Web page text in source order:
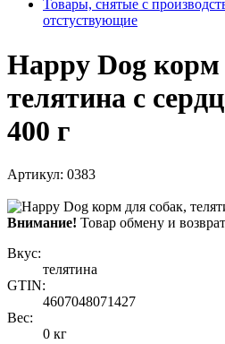
Товары, снятые с
отстуствующие
Happy Dog корм
телятина с
400 г
Артикул: 0383
Внимание! Товар обмену и
Вкус:
телятина
GTIN:
4607048071427
Вес:
0 кг